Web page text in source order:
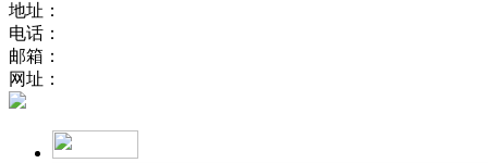
地址：
电话：
邮箱：
网址：